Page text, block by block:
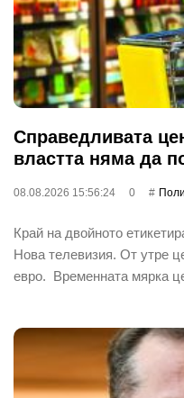
Справедливата
властта няма да
08.08.2026 15:56:24 0
Край на двойното
Нова телевизия. От утре
евро. Временната мярка